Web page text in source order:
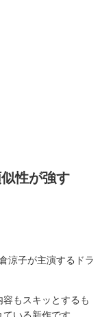
性が強す
涼子が主演するドラ
もスキッとするも
いる新作です。